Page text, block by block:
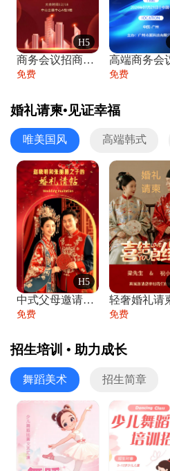
H5
商务会议招商展会科技峰会邀请函年会邀请
免费 免费
婚礼请柬•见证幸福
唯美国风 高端韩式
H5
中式父母邀请函婚礼结婚请柬请贴父母邀请方
免费 免费
招生培训 • 助力成长
舞蹈美术 招生简章